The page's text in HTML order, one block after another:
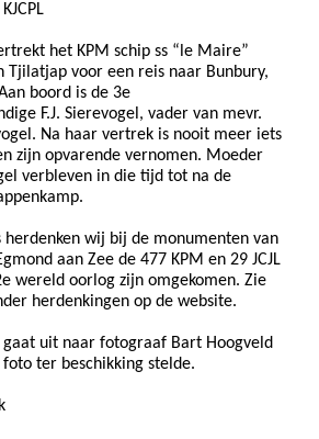
het KPM schip ss “le Maire”
Tjilatjap voor een reis naar Bunbury,
boord is de 3e
F.J. Sierevogel, vader van mevr.
Na haar vertrek is nooit meer iets
zijn opvarende vernomen. Moeder
verbleven in die tijd tot na de
herdenken wij bij de monumenten van
aan Zee de 477 KPM en 29 JCJL
wereld oorlog zijn omgekomen. Zie
herdenkingen op de website.
gaat uit naar fotograaf Bart Hoogveld
ter beschikking stelde.